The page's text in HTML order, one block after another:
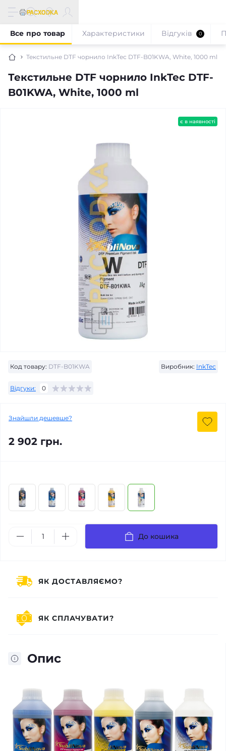
Текстильне DTF чорнило InkTec DTF-B01KWA, White, 1000 ml
Текстильне DTF чорнило InkTec DTF-
B01KWA, White, 1000 ml
Все про товар Характеристики Відгуків 0
є в наявності
Код товару: DTF-B01KWA Виробник: InkTec
Відгуки: 0
Знайшли дешевше?
2 902 грн.
До кошика
Опис
ЯК ДОСТАВЛЯЄМО?
ЯК СПЛАЧУВАТИ?